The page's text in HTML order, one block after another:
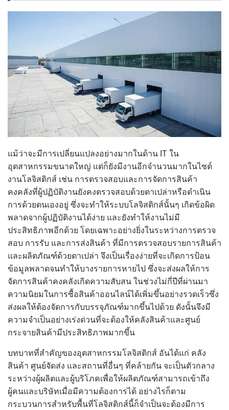
แม้ว่าจะมีการเปลี่ยนแปลงอย่างมากในด้าน IT ใน
อุตสาหกรรมขนาดใหญ่ แต่ก็ยังมีงานอีกจำนวนมากในไซต์
งานโลจิสติกส์ เช่น การตรวจสอบและการจัดการสินค้า
คงคลังที่ผู้ปฏิบัติงานยังคงตรวจสอบด้วยตาเปล่าหรือดำเนิน
การด้วยตนเองอยู่ ซึ่งจะทำให้ระบบโลจิสติกส์นั้นๆ เกิดข้อผิด
พลาดจากผู้ปฏิบัติงานได้ง่าย และยังทำให้งานไม่มี
ประสิทธิภาพอีกด้วย โดยเฉพาะอย่างยิ่งในระหว่างการตรวจ
สอบ การรับ และการส่งสินค้า ที่มีการตรวจสอบรายการสินค้า
และผลิตภัณฑ์ด้วยตาเปล่า จึงเป็นเรื่องง่ายที่จะเกิดการป้อน
ข้อมูลพลาดจนทำให้บางรายการหายไป ซึ่งจะส่งผลให้การ
จัดการสินค้าคงคลังเกิดความสับสน ในช่วงไม่กี่ปีที่ผ่านมา
ความนิยมในการซื้อสินค้าออนไลน์ได้เพิ่มขึ้นอย่างรวดเร็วซึ่ง
ส่งผลให้ต้องจัดการกับบรรจุภัณฑ์มากขึ้นไปด้วย ดังนั้นจึงมี
ความจำเป็นอย่างเร่งด่วนที่จะต้องให้คลังสินค้าและศูนย์
กระจายสินค้ามีประสิทธิภาพมากขึ้น
บทบาทที่สำคัญของอุตสาหกรรมโลจิสติกส์ อันได้แก่ คลัง
สินค้า ศูนย์จัดส่ง และสถานที่อื่นๆ ที่คล้ายกัน จะเป็นตัวกลาง
ระหว่างผู้ผลิตและผู้บริโภคเพื่อให้ผลิตภัณฑ์สามารถเข้าถึง
ผู้คนและบริษัทเมื่อมีความต้องการได้ อย่างไรก็ตาม
กระบวนการสำหรับพื้นที่โลจิสติกส์นี้ก็จำเป็นจะต้องมีการ